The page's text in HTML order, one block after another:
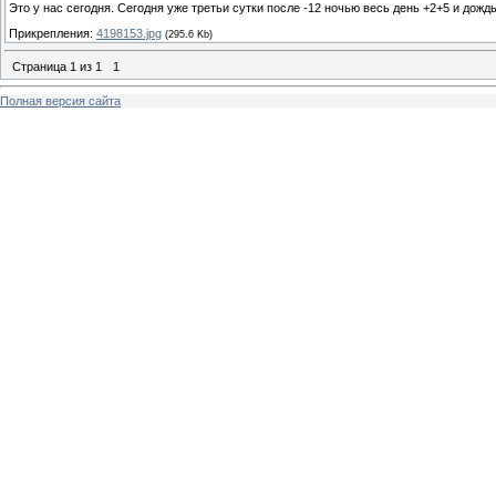
Это у нас сегодня. Сегодня уже третьи сутки после -12 ночью весь день +2+5 и
Прикрепления: 4198153.jpg (295.6 Kb)
Страница 1 из 1 1
Полная версия сайта